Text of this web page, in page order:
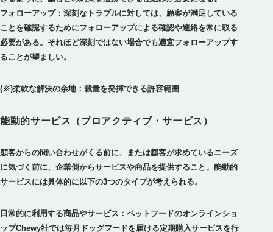
フォローアップ：深刻なトラブルに対しては、顧客が満足している
ことを確認するためにフォローアップによる確認や連絡を常に取る
必要がある。それほど深刻ではない場合でも適宜フォローアップす
ることが望ましい。
(※)柔軟な解決の余地：裁量を発揮できる許容範囲
能動的サービス（プロアクティブ・サービス）
顧客からの問い合わせがくる前に、または顧客が求めているニーズ
に気づく前に、企業側からサービスや商品を提供すること。能動的
サービスには具体的に以下の3つのタイプが考えられる。
日常的に利用する商品やサービス：ペットフードのオンラインショ
ップChewy社では毎月ドッグフードを届ける定期購入サービスを行